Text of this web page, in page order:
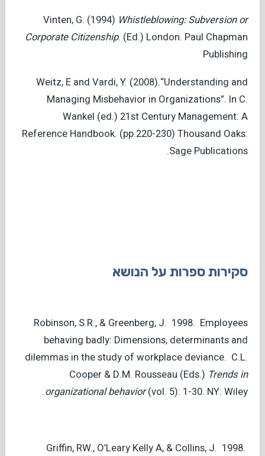
Vinten, G. (1994) Whistleblowing: Subversion or
Corporate Citizenship. (Ed.) London. Paul Chapman
Publishing
Weitz, E and Vardi, Y. (2008).“Understanding and
Managing Misbehavior in Organizations”. In C.
Wankel (ed.) 21st Century Management: A
Reference Handbook. (pp.220-230) Thousand Oaks:
Sage Publications.
סקירות ספרות על הנושא
Robinson, S.R., & Greenberg, J. 1998. Employees
behaving badly: Dimensions, determinants and
dilemmas in the study of workplace deviance. C.L.
Cooper & D.M. Rousseau (Eds.) Trends in
organizational behavior(vol. 5): 1-30. NY: Wiley.
Griffin, RW., O’Leary Kelly A, & Collins, J. 1998.